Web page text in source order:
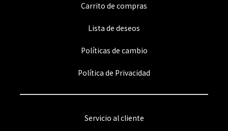
Carrito de compras
Lista de deseos
Políticas de cambio
Política de Privacidad
Servicio al cliente